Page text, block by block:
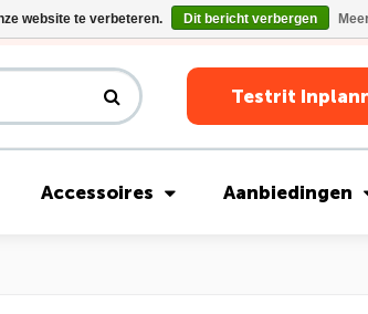
uit voorraad leverbaar!
Testrit
Accessoires Aanbiedingen
website te verbeteren. Dit bericht verbergen